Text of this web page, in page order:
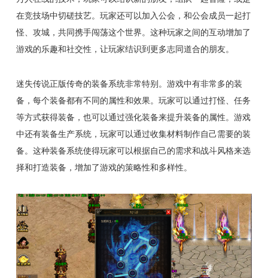
在竞技场中切磋技艺。玩家还可以加入公会，和公会成员一起打
怪、攻城，共同携手闯荡这个世界。这种玩家之间的互动增加了
游戏的乐趣和社交性，让玩家结识到更多志同道合的朋友。
迷失传说正版传奇的装备系统非常特别。游戏中有非常多的装
备，每个装备都有不同的属性和效果。玩家可以通过打怪、任务
等方式获得装备，也可以通过强化装备来提升装备的属性。游戏
中还有装备生产系统，玩家可以通过收集材料制作自己需要的装
备。这种装备系统使得玩家可以根据自己的需求和战斗风格来选
择和打造装备，增加了游戏的策略性和多样性。